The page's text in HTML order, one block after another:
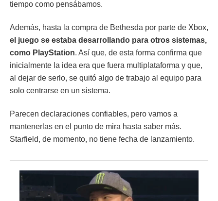
tiempo como pensábamos.
Además, hasta la compra de Bethesda por parte de Xbox,
el juego se estaba desarrollando para otros sistemas,
como PlayStation. Así que, de esta forma confirma que
inicialmente la idea era que fuera multiplataforma y que,
al dejar de serlo, se quitó algo de trabajo al equipo para
solo centrarse en un sistema.
Parecen declaraciones confiables, pero vamos a
mantenerlas en el punto de mira hasta saber más.
Starfield, de momento, no tiene fecha de lanzamiento.